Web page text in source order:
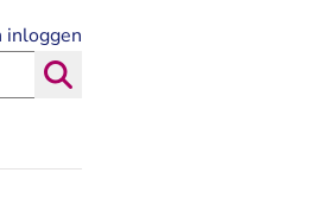
inloggen